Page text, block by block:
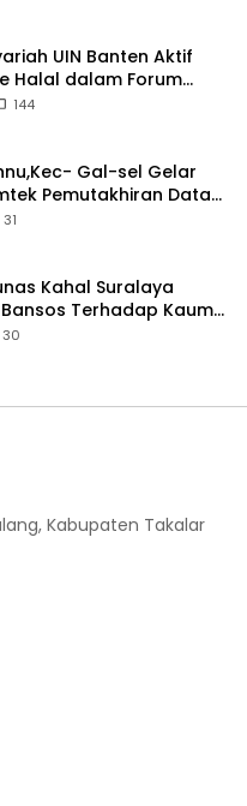
UIN Banten Aktif
Halal dalam Forum
144
Gal-sel Gelar
Pemutakhiran Data
31
Kahal Suralaya
Terhadap Kaum
Piatu
30
Kabupaten Takalar